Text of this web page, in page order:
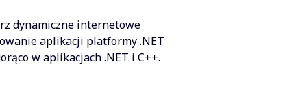
dynamiczne internetowe
aplikacji platformy .NET
w aplikacjach .NET i C++.